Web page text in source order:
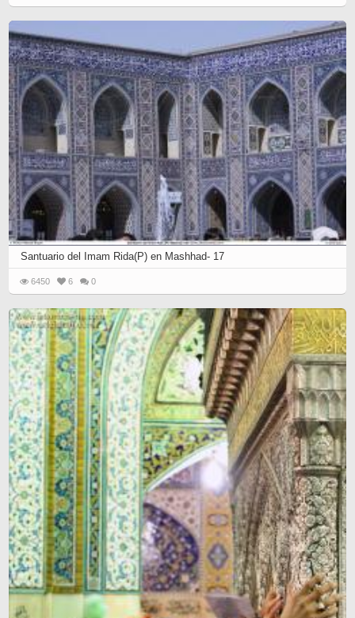
Santuario del Imam Rida(P) en Mashhad- 17
6450 6 0